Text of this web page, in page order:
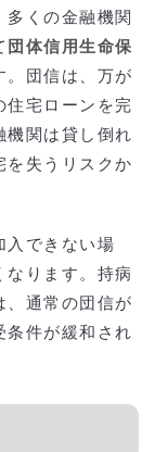
多くの金融機関
団体信用生命保
。団信は、万が
住宅ローンを完
機関は貸し倒れ
を失うリスクか
入できない場
なります。持病
、通常の団信が
条件が緩和され